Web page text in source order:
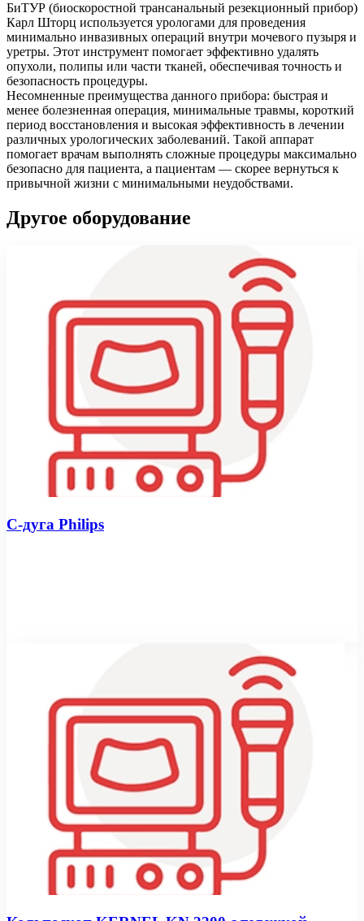
БиТУР (биоскоростной трансанальный резекционный прибор)
Карл Шторц используется урологами для проведения
минимально инвазивных операций внутри мочевого пузыря и
уретры. Этот инструмент помогает эффективно удалять
опухоли, полипы или части тканей, обеспечивая точность и
безопасность процедуры.
Несомненные преимущества данного прибора: быстрая и
менее болезненная операция, минимальные травмы, короткий
период восстановления и высокая эффективность в лечении
различных урологических заболеваний. Такой аппарат
помогает врачам выполнять сложные процедуры максимально
безопасно для пациента, а пациентам — скорее вернуться к
привычной жизни с минимальными неудобствами.
Другое оборудование
С-дуга Philips